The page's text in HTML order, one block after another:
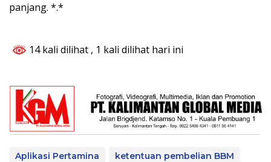
panjang. *.*
14 kali dilihat , 1 kali dilihat hari ini
Aplikasi Pertamina
ketentuan pembelian BBM